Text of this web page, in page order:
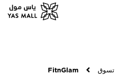
تسوق FitnGlam